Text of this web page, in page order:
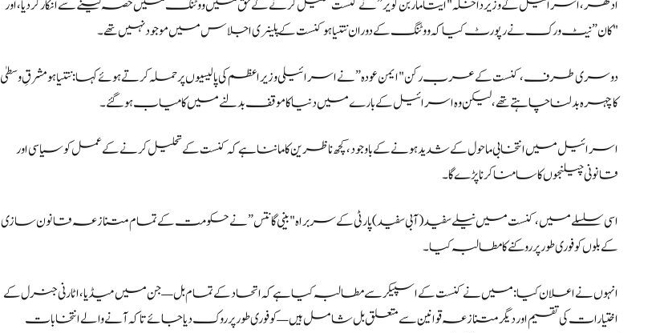
ادھر، اسرائیل کے وزیر داخلہ "ایتامار بن گویر” نے کنست تحلیل کرنے کے حق میں ووٹنگ میں حصہ لینے سے انکار کر دیا، اور
"کان” نیٹ ورک نے رپورٹ کیا کہ ووٹنگ کے دوران نتنیاہو کنست کے پلینری اجلاس میں موجود نہیں تھے۔
دوسری طرف، کنست کے عرب رکن "ایمن عودہ” نے اسرائیلی وزیر اعظم کی پالیسیوں پر حملہ کرتے ہوئے کہا: نتنیاہو مشرقِ وسطیٰ
کا چہرہ بدلنا چاہتے تھے، لیکن وہ اسرائیل کے بارے میں دنیا کا موقف بدلنے میں کامیاب ہو گئے۔
اسرائیل میں انتخابی ماحول کے شدید ہونے کے باوجود، کچھ ناظرین کا ماننا ہے کہ کنست کے تحلیل کرنے کے عمل کو سیاسی اور
قانونی چیلنجوں کا سامنا کرنا پڑے گا۔
اسی سلسلے میں، کنست میں نیلے سفید (آبی سفید) پارٹی کے سربراہ "بینی گانتس” نے حکومت کے تمام متنازعہ قانون سازی
کے بلوں کو فوری طور پر روکنے کا مطالبہ کیا۔
انہوں نے اعلان کیا: میں نے کنست کے اسپیکر سے مطالبہ کیا ہے کہ اتحاد کے تمام بل — جن میں میڈیا، اٹارنی جنرل کے
اختیارات کی تقسیم اور دیگر متنازعہ قوانین سے متعلق بل شامل ہیں — کو فوری طور پر روک دیا جائے تاکہ آنے والے انتخابات